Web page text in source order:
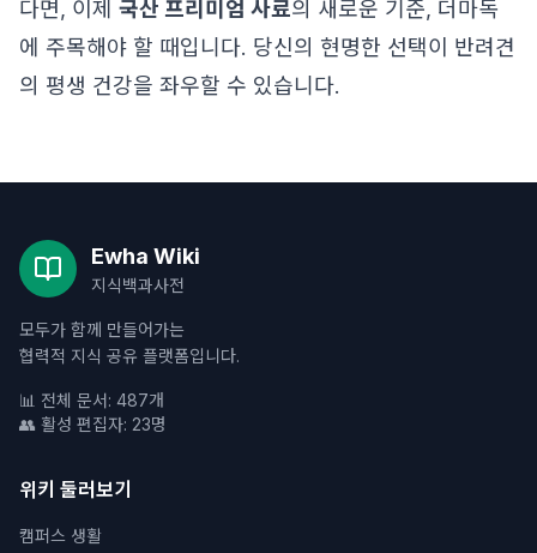
다면, 이제 국산 프리미엄 사료의 새로운 기준, 더마독
에 주목해야 할 때입니다. 당신의 현명한 선택이 반려견
의 평생 건강을 좌우할 수 있습니다.
Ewha Wiki
지식백과사전
모두가 함께 만들어가는
협력적 지식 공유 플랫폼입니다.
📊 전체 문서: 487개
👥 활성 편집자: 23명
위키 둘러보기
캠퍼스 생활